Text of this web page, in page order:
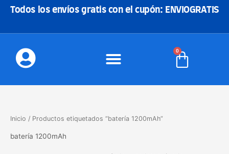
Todos los envíos gratis con el cupón: ENVIOGRATIS
0
Carrito
Inicio / Productos etiquetados “batería 1200mAh”
batería 1200mAh